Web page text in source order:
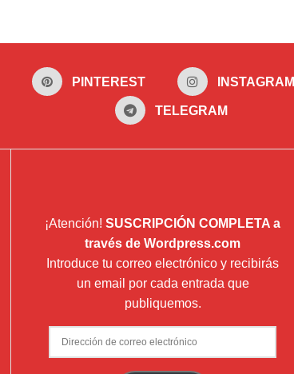
PINTEREST INSTAGRAM
TELEGRAM
¡Atención! SUSCRIPCIÓN COMPLETA a
través de Wordpress.com
Introduce tu correo electrónico y recibirás
un email por cada entrada que
publiquemos.
Dirección
de